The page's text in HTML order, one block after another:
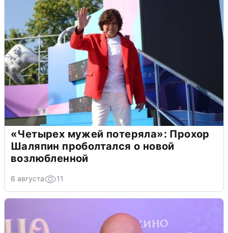
«Четырех мужей потеряла»: Прохор
Шаляпин проболтался о новой
возлюбленной
6 августа 11